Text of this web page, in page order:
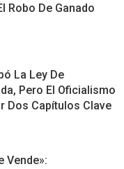
Robo De Ganado
La Ley De
Pero El Oficialismo
Dos Capítulos Clave
Vende»: